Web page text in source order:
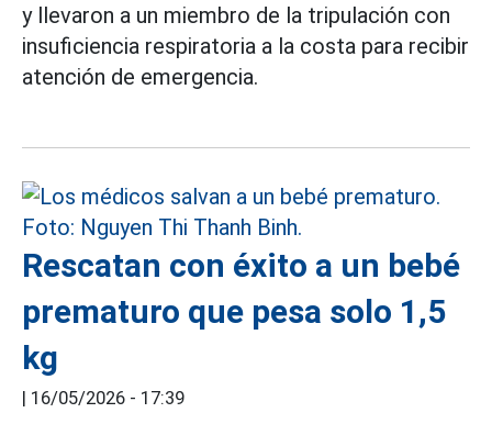
y llevaron a un miembro de la tripulación con
insuficiencia respiratoria a la costa para recibir
atención de emergencia.
Rescatan con éxito a un bebé
prematuro que pesa solo 1,5
kg
| 16/05/2026 - 17:39